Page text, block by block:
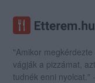
"Amikor
vágják a pizzámat,
tudnék enni nyolcat."